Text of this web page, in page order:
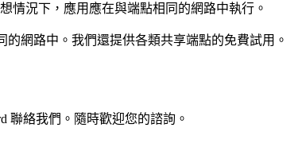
情況下，應用應在與端點相同的網路中執行。
的網路中。我們還提供各類共享端點的免費試用。
聯絡我們。隨時歡迎您的諮詢。